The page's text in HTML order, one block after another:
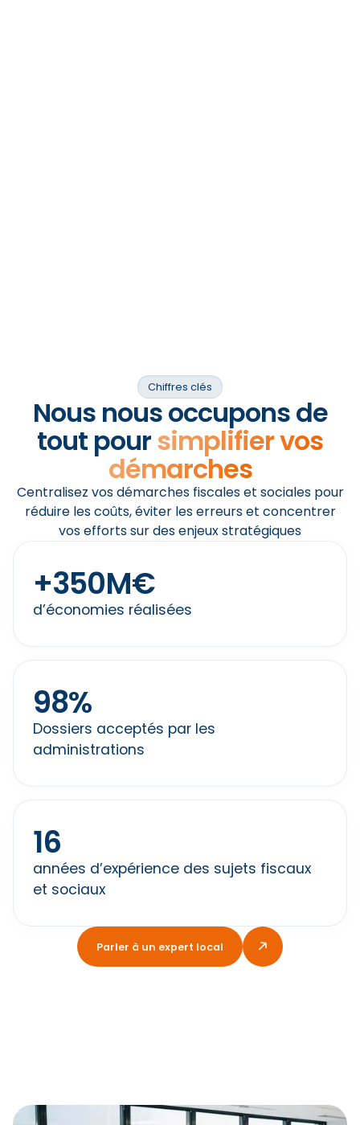
Chiffres clés
Nous nous occupons de
tout poursimplifier vos
démarches
Centralisez vos démarches fiscales et sociales pour
réduire les coûts, éviter les erreurs et concentrer
vos efforts sur des enjeux stratégiques
+350M€
d’économies réalisées
98%
Dossiers acceptés par les
administrations
16
années d’expérience des sujets fiscaux
et sociaux
Parler à un expert local